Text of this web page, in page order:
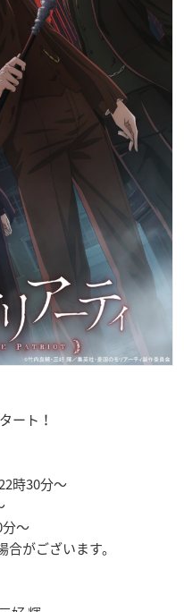
ート！
時30分～
～
がございます。